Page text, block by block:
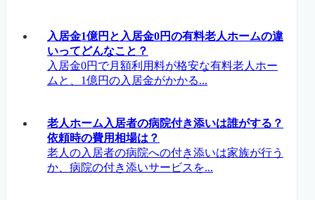
入居金1億円と入居金0円の有料老人ホームの違
いってどんなこと？
入居金0円で月額利用料が格安な有料老人ホー
ムと、1億円の入居金がかかる...
老人ホーム入居者の病院付き添いは誰がする？
依頼時の費用相場は？
老人の入居者の病院への付き添いは家族が行う
か、病院の付き添いサービスを...